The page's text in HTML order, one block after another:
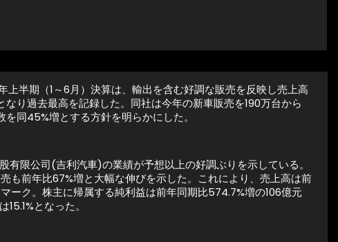
上半期（1～6月）決算は、輸出を含む好調な販売を反映し売上高
り過去最高を記録した。同社は今年の新車販売を190万台から
同45%増とする方針を明らかにした。
限公司(吉利汽車)の業績が予想以上の好調ぶりを示している。
も前年比67%増と大幅な伸びを示した。これにより、売上高は前
ーク。株主に帰属する純利益は前年同期比574.7%増の106億元
となった。